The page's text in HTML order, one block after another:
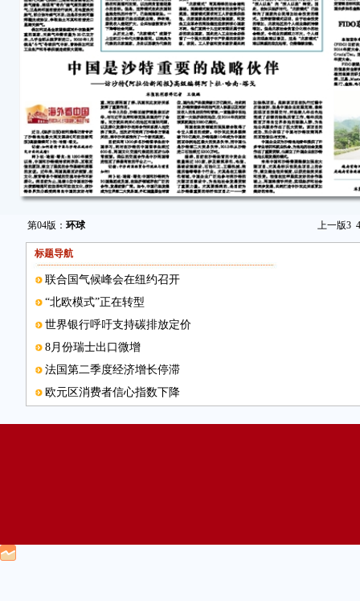
第04版： 环球 上一版3 4
标题导航
联合国气候峰会在纽约召开
“北欧模式”正在转型
世界银行呼吁支持碳排放定价
8月份瑞士出口微增
法国第二季度经济增长停滞
欧元区消费者信心指数下降